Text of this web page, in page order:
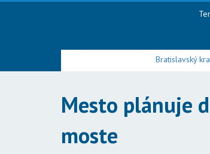
Bratislavský
Mesto plánuje
moste